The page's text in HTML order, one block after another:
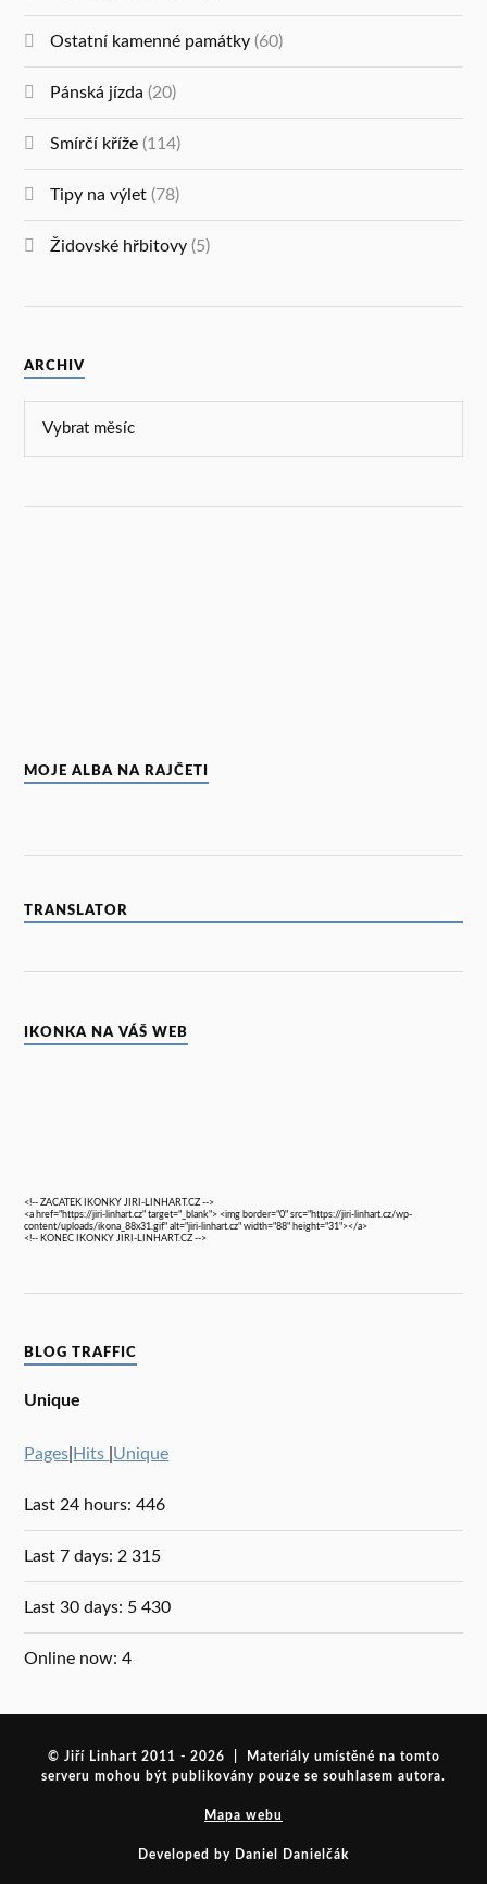
Ostatní kamenné památky (60)
Pánská jízda (20)
Smírčí kříže (114)
Tipy na výlet (78)
Židovské hřbitovy (5)
ARCHIV
MOJE ALBA NA RAJČETI
TRANSLATOR
IKONKA NA VÁŠ WEB
<!-- ZACATEK IKONKY JIRI-LINHART.CZ -->
<a href="https://jiri-linhart.cz" target="_blank"> <img border="0" src="https://jiri-linhart.cz/wp-
content/uploads/ikona_88x31.gif" alt="jiri-linhart.cz" width="88" height="31"></a>
<!-- KONEC IKONKY JIRI-LINHART.CZ -->
BLOG TRAFFIC
Unique
Pages Hits Unique
Last 24 hours:446
Last 7 days: 2 315
Last 30 days: 5 430
Online now: 4
© Jiří Linhart 2011 - 2026 | Materiály umístěné na tomto
serveru mohou být publikovány pouze se souhlasem autora.
Mapa webu
Developed by Daniel Danielčák